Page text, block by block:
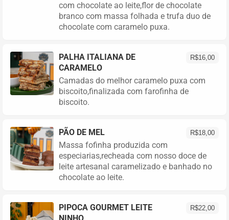
com chocolate ao leite,flor de chocolate
branco com massa folhada e trufa duo de
chocolate com caramelo puxa.
R$16,00
PALHA ITALIANA DE
CARAMELO
Camadas do melhor caramelo puxa com
biscoito,finalizada com farofinha de
biscoito.
R$18,00
PÃO DE MEL
Massa fofinha produzida com
especiarias,recheada com nosso doce de
leite artesanal caramelizado e banhado no
chocolate ao leite.
R$22,00
PIPOCA GOURMET LEITE